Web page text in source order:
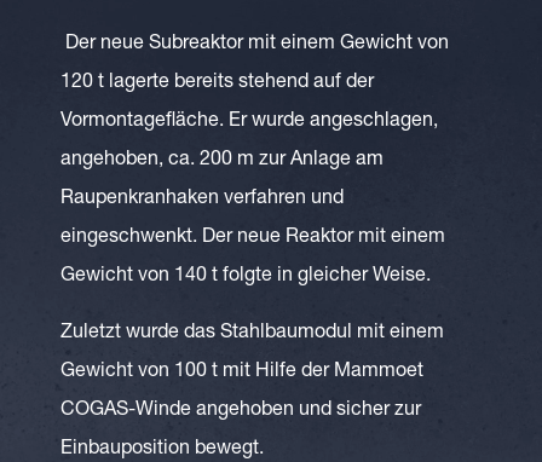
Der neue Subreaktor mit einem Gewicht von
120 t lagerte bereits stehend auf der
Vormontagefläche. Er wurde angeschlagen,
angehoben, ca. 200 m zur Anlage am
Raupenkranhaken verfahren und
eingeschwenkt. Der neue Reaktor mit einem
Gewicht von 140 t folgte in gleicher Weise.
Zuletzt wurde das Stahlbaumodul mit einem
Gewicht von 100 t mit Hilfe der Mammoet
COGAS-Winde angehoben und sicher zur
Einbauposition bewegt.